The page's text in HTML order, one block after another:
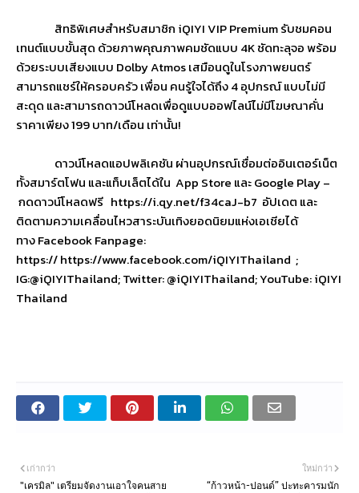
สิทธิพิเศษสำหรับสมาชิก iQIYI VIP Premiumรับชมคอน
เทนต์แบบขั้นสุด ด้วยภาพคุณภาพคมชัดแบบ 4Kชัดทะลุจอ พร้อม
ด้วยระบบเสียงแบบ Dolby Atmosเสมือนดูในโรงภาพยนตร์
สามารถแชร์ให้ครอบครัว เพื่อน คนรู้ใจได้ถึง4อุปกรณ์ แบบไม่มี
สะดุด และสามารถดาวน์โหลดเพื่อดูแบบออฟไลน์ไม่มีโฆษณาคั่น
ราคาเพียง199บาท/เดือน เท่านั้น!
ดาวน์โหลดแอปพลิเคชัน ผ่านอุปกรณ์เชื่อมต่ออินเตอร์เน็ต
ทั้งสมาร์ตโฟน และแท็บเล็ตได้ใน App Store และGoogle Play –
กดดาวน์โหลดฟรี https://i.qy.net/f34caJ-b7 อัปเดต และ
ติดตามความเคลื่อนไหวสาระบันเทิงยอดนิยมแห่งเอเชียได้
ทางFacebook Fanpage:
https://https://www.facebook.com/iQIYIThailand ;
IG:@iQIYIThailand; Twitter: @iQIYIThailand; YouTube: iQIYI
Thailand
ใหม่กว่า
“ก้าวหน้า-ปอนด์” ปะทะคารมนัก
เก่ากว่า
"เครมิล" เตรียมจัดงานเอาใจคนสาย